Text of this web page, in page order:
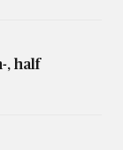
, half